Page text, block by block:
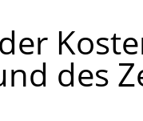
des